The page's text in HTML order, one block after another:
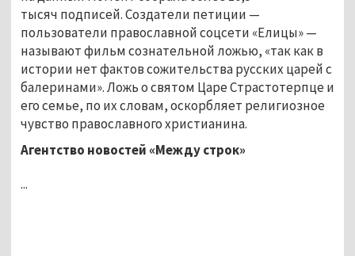
тысяч подписей. Создатели петиции —
пользователи православной соцсети «Елицы» —
называют фильм сознательной ложью, «так как в
истории нет фактов сожительства русских царей с
балеринами». Ложь о святом Царе Страстотерпце и
его семье, по их словам, оскорбляет религиозное
чувство православного христианина.
Агентство новостей «Между строк»
...